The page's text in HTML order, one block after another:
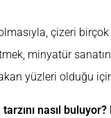
çizeri
minyatür
yüzleri olduğu
nasıl